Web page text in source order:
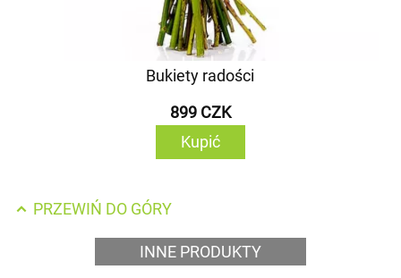
Bukiety radości
899 CZK
Kupić
PRZEWIŃ DO GÓRY
INNE PRODUKTY